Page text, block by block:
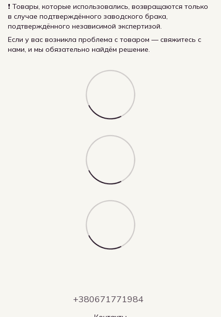
❗ Товары, которые использовались, возвращаются только
в случае подтверждённого заводского брака,
подтверждённого независимой экспертизой.
Если у вас возникла проблема с товаром — свяжитесь с
нами, и мы обязательно найдём решение.
+380671771984